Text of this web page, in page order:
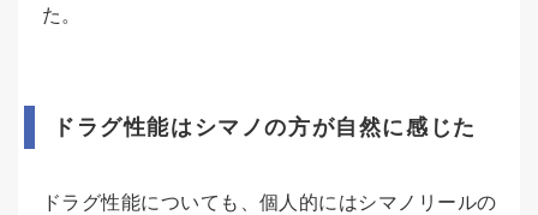
た。
ドラグ性能はシマノの方が自然に感じた
ドラグ性能についても、個人的にはシマノリールの